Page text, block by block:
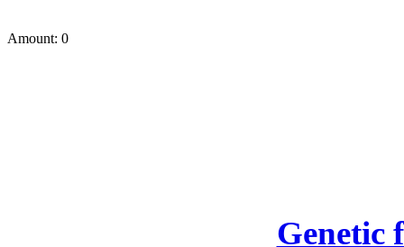
Amount: 0
Genetic